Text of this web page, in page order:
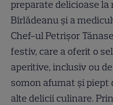
preparate delicioase
Bîrlădeanu și a
Chef-ul Petrișor
festiv, care a oferit o
aperitive, inclusiv ou
somon afumat și piept
alte delicii culinare.